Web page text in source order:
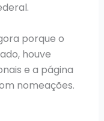
porque o
houve
e a página
nomeações.